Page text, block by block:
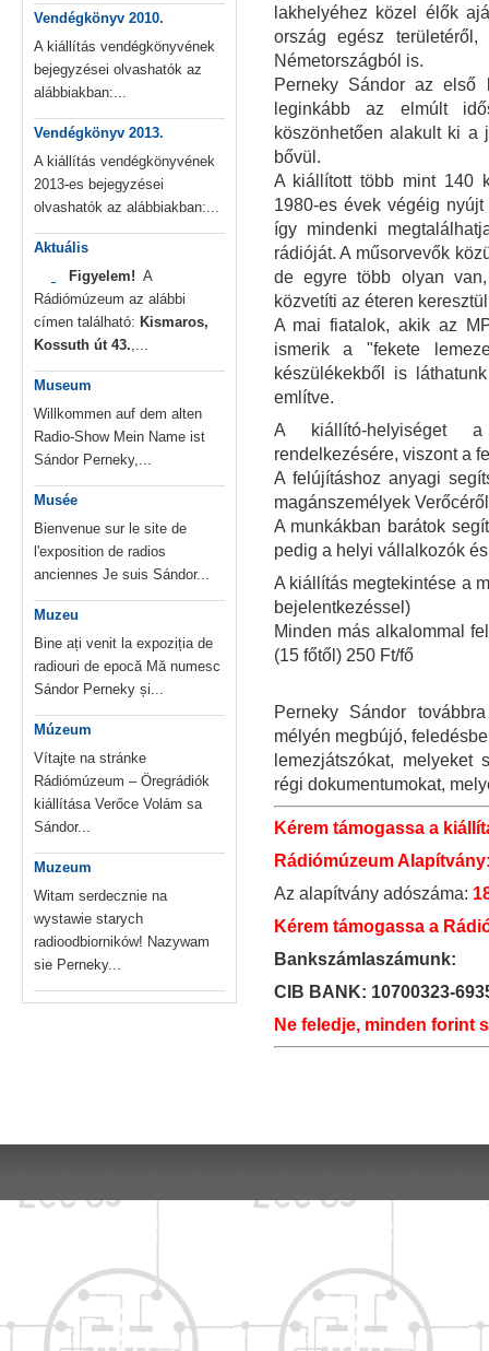
Vendégkönyv 2010.
A kiállítás vendégkönyvének
bejegyzései olvashatók az
alábbiakban:...
Vendégkönyv 2013.
A kiállítás vendégkönyvének
2013-es bejegyzései
olvashatók az alábbiakban:...
Aktuális
Figyelem! A
Rádiómúzeum az alábbi
címen található: Kismaros,
Kossuth út 43.,...
Museum
Willkommen auf dem alten
Radio-Show Mein Name ist
Sándor Perneky,...
Musée
Bienvenue sur le site de
l'exposition de radios
anciennes Je suis Sándor...
Muzeu
Bine ați venit la expoziția de
radiouri de epocă Mă numesc
Sándor Perneky și...
Múzeum
Vítajte na stránke
Rádiómúzeum – Öregrádiók
kiállítása Verőce Volám sa
Sándor...
Muzeum
Witam serdecznie na
wystawie starych
radioodbiorników! Nazywam
sie Perneky...
lakhelyéhez közel élők
ország egész
Németországból is.
Perneky Sándor az első
leginkább az elmúlt
köszönhetően alakult ki a
bővül.
A kiállított több mint 140
1980-es évek végéig
így mindenki
rádióját. A műsorvevők
de egyre több olyan
közvetíti az éteren
A mai fiatalok, akik az
ismerik a "fekete
készülékekből is
említve.
A kiállító-helyiséget a
rendelkezésére, viszont a
A felújításhoz anyagi
magánszemélyek
A munkákban barátok
pedig a helyi vállalkozók
A kiállítás megtekintése a
bejelentkezéssel)
Minden más alkalommal
(15 főtől) 250 Ft/fő
Perneky Sándor
mélyén megbújó,
lemezjátszókat, melyeket
régi dokumentumokat,
Kérem támogassa a
Rádiómúzeum
Az alapítvány adószáma:
Kérem támogassa a
Bankszámlaszámunk:
CIB BANK: 10700323-
Ne feledje, minden forint